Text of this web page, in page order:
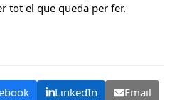
tot el que queda per fer.
LinkedIn Email